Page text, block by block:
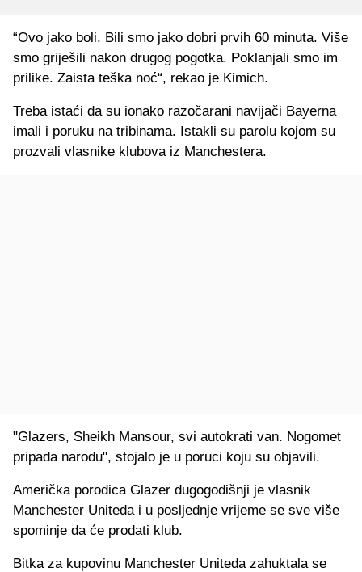
“Ovo jako boli. Bili smo jako dobri prvih 60 minuta. Više
smo griješili nakon drugog pogotka. Poklanjali smo im
prilike. Zaista teška noć“, rekao je Kimich.
Treba istaći da su ionako razočarani navijači Bayerna
imali i poruku na tribinama. Istakli su parolu kojom su
prozvali vlasnike klubova iz Manchestera.
"Glazers, Sheikh Mansour, svi autokrati van. Nogomet
pripada narodu", stojalo je u poruci koju su objavili.
Američka porodica Glazer dugogodišnji je vlasnik
Manchester Uniteda i u posljednje vrijeme se sve više
spominje da će prodati klub.
Bitka za kupovinu Manchester Uniteda zahuktala se